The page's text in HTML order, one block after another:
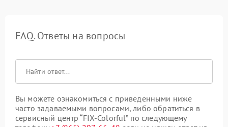
FAQ. Ответы на вопросы
Вы можете ознакомиться с приведенными ниже
часто задаваемыми вопросами, либо обратиться в
сервисный центр “FIX-Colorful” по следующему